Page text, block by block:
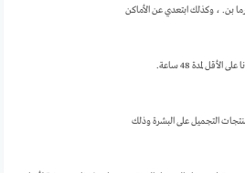
بن. ، وكذلك ابتعدي عن الأماكن
لمدة 48 ساعة.
التجميل على البشرة وذلك